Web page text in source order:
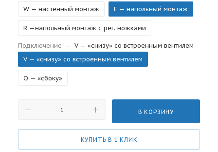
W — настенный монтаж
F — напольный монтаж
R —напольный монтаж с рег. ножками
Подключение — V — «снизу» со встроенным вентилем
V — «снизу» со встроенным вентилем
O — «сбоку»
В КОРЗИНУ
КУПИТЬ В 1 КЛИК